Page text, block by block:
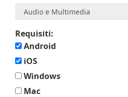
Requisiti:
Android
iOS
Windows
Mac